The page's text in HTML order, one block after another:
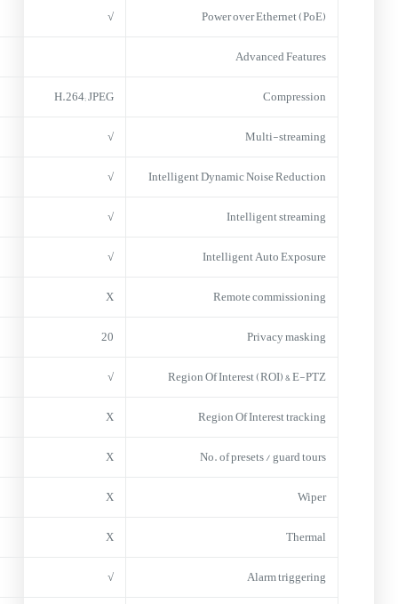
Power over Ethernet (PoE)
√
Advanced Features
Compression
H.264; JPEG
Multi-streaming
√
Intelligent Dynamic Noise Reduction
√
Intelligent streaming
√
Intelligent Auto Exposure
√
Remote commissioning
X
Privacy masking
20
Region Of Interest (ROI) & E-PTZ
√
Region Of Interest tracking
X
No. of presets / guard tours
X
Wiper
X
Thermal
X
Alarm triggering
√